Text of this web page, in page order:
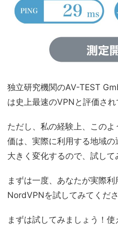
独立研究機関のAV-TEST
は史上最速のVPNと評価され
ただし、私の経験上、この
価は、実際に利用する地域
大きく変化するので、試して
まずは一度、あなたが実際
NordVPNを試してみてくださ
まずは試してみましょう！